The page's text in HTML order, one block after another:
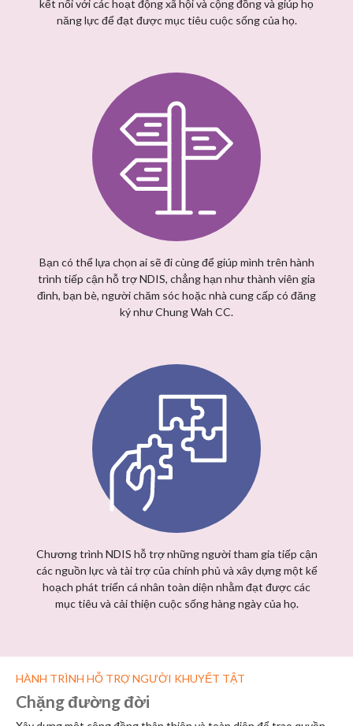
kết nối với các hoạt động xã hội và cộng đồng và giúp họ
năng lực để đạt được mục tiêu cuộc sống của họ.
Bạn có thể lựa chọn ai sẽ đi cùng để giúp mình trên hành
trình tiếp cận hỗ trợ NDIS, chẳng hạn như thành viên gia
đình, bạn bè, người chăm sóc hoặc nhà cung cấp có đăng
ký như Chung Wah CC.
Chương trình NDIS hỗ trợ những người tham gia tiếp cận
các nguồn lực và tài trợ của chính phủ và xây dựng một kế
hoạch phát triển cá nhân toàn diện nhằm đạt được các
mục tiêu và cải thiện cuộc sống hàng ngày của họ.
HÀNH TRÌNH HỖ TRỢ NGƯỜI KHUYẾT TẬT
Chặng đường đời